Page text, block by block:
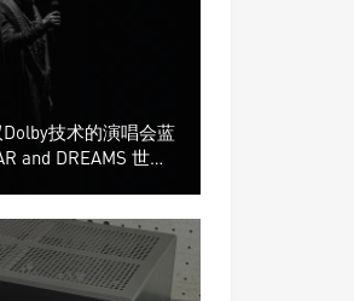
技术的演唱会蓝
and DREAMS 世界